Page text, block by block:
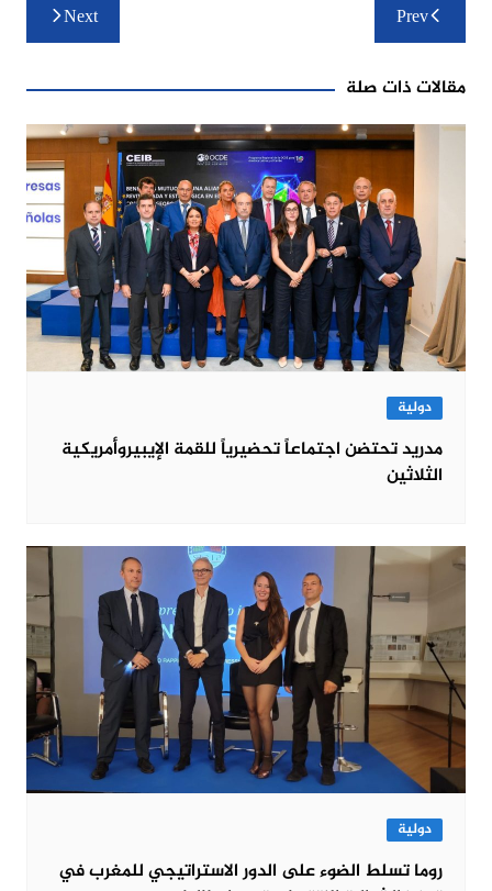
المقالات
Prev
Next
مقالات ذات صلة
دولية
مدريد تحتضن اجتماعاً تحضيرياً للقمة الإيبيروأمريكية
الثلاثين
دولية
روما تسلط الضوء على الدور الاستراتيجي للمغرب في